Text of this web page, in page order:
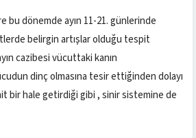
bu dönemde ayın 11-21. günlerinde
belirgin artışlar olduğu tespit
cazibesi vücuttaki kanın
dinç olmasına tesir ettiğinden dolayı
bir hale getirdiği gibi , sinir sistemine de